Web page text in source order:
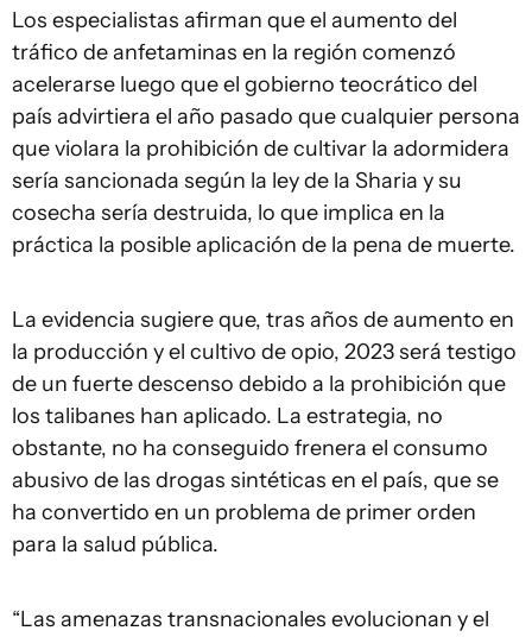
Los especialistas afirman que el aumento del
tráfico de anfetaminas en la región comenzó
acelerarse luego que el gobierno teocrático del
país advirtiera el año pasado que cualquier persona
que violara la prohibición de cultivar la adormidera
sería sancionada según la ley de la Sharia y su
cosecha sería destruida, lo que implica en la
práctica la posible aplicación de la pena de muerte.
La evidencia sugiere que, tras años de aumento en
la producción y el cultivo de opio, 2023 será testigo
de un fuerte descenso debido a la prohibición que
los talibanes han aplicado. La estrategia, no
obstante, no ha conseguido frenera el consumo
abusivo de las drogas sintéticas en el país, que se
ha convertido en un problema de primer orden
para la salud pública.
“Las amenazas transnacionales evolucionan y el